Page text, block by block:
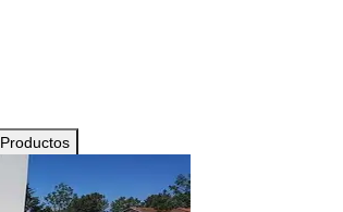
Productos